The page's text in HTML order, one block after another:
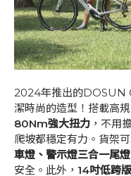
2024年推出的DOSUN
潔時尚的造型！搭載高
80Nm強大扭力 ，不用
爬坡都穩定有力。貨架
車燈、警示燈三合一尾燈
安全。此外， 14吋低跨